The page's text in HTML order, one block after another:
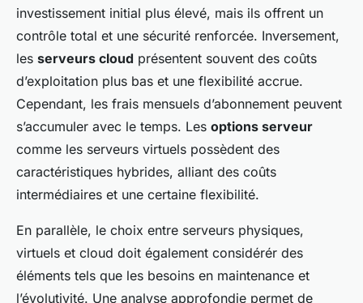
investissement initial plus élevé, mais ils offrent un
contrôle total et une sécurité renforcée. Inversement,
les serveurs cloud présentent souvent des coûts
d’exploitation plus bas et une flexibilité accrue.
Cependant, les frais mensuels d’abonnement peuvent
s’accumuler avec le temps. Les options serveur
comme les serveurs virtuels possèdent des
caractéristiques hybrides, alliant des coûts
intermédiaires et une certaine flexibilité.
En parallèle, le choix entre serveurs physiques,
virtuels et cloud doit également considérér des
éléments tels que les besoins en maintenance et
l’évolutivité. Une analyse approfondie permet de